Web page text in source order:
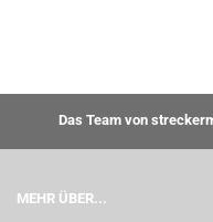
Das Team von
MEHR ÜBER...